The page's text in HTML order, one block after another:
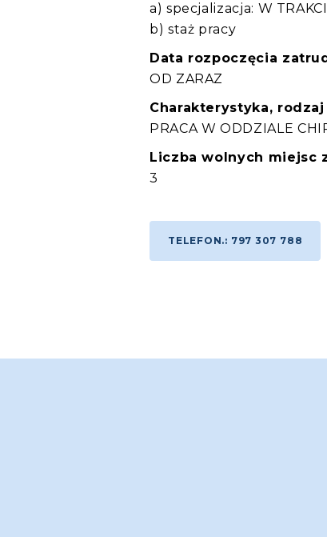
a) specjalizacja: W
b) staż pracy
Data rozpoczęcia
OD ZARAZ
Charakterystyka,
PRACA W ODDZIALE
Liczba wolnych miejsc
3
TELEFON.: 797 307 788